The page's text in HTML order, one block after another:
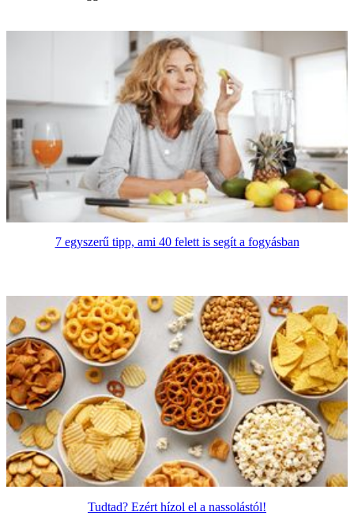
7 egyszerű tipp, ami 40 felett is segít a fogyásban
Tudtad? Ezért hízol el a nassolástól!